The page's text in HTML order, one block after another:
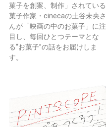
菓子を創案、制作」されている
菓子作家・cinecaの土谷未央さ
んが「映画の中のお菓子」に注
目し、毎回ひとつテーマとな
る“お菓子”の話をお届けしま
す。